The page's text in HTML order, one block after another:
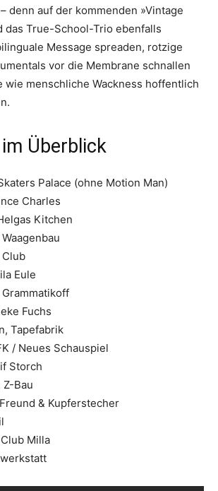
denn auf der kommenden »Vintage
das True-School-Trio ebenfalls
Message spreaden, rotzige
vor die Membrane schnallen
wie menschliche Wackness hoffentlich
Überblick
Palace (ohne Motion Man)
Charles
Kitchen
Club
Eule
Fuchs
Tapefabrik
/ Neues Schauspiel
Storch
Bau
& Kupferstecher
Milla